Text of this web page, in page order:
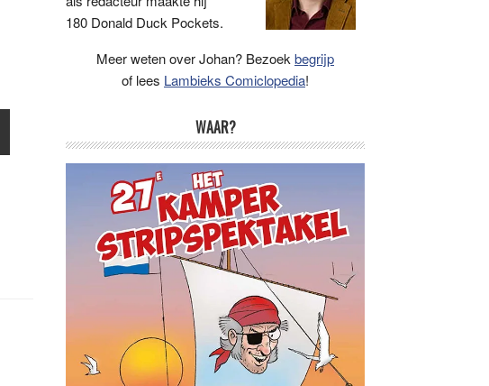
180 Donald Duck Pockets.
Meer weten over Johan? Bezoek begrijp
of lees Lambieks Comiclopedia!
WAAR?